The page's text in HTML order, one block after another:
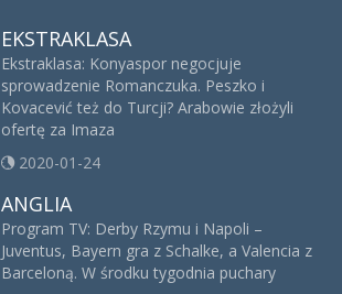
EKSTRAKLASA
Ekstraklasa: Konyaspor negocjuje
sprowadzenie Romanczuka. Peszko i
Kovacević też do Turcji? Arabowie złożyli
ofertę za Imaza
2020-01-24
ANGLIA
Program TV: Derby Rzymu i Napoli –
Juventus, Bayern gra z Schalke, a Valencia z
Barceloną. W środku tygodnia puchary